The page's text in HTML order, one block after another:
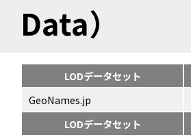
Data）
LODデータセット
GeoNames.jp
LODデータセット